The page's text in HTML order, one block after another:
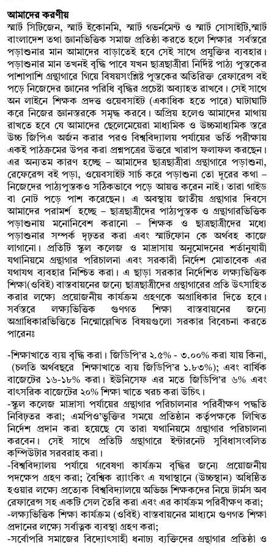
আমাদের করণীয়
স্মার্ট সিটিজেন, স্মার্ট ইকোনমি, স্মার্ট গভর্নমেন্ট ও স্মার্ট সোসাইটি,স্মার্ট
বাংলাদেশ তথা জ্ঞানভিত্তিক সমাজ প্রতিষ্ঠা করতে হলে শিক্ষার সর্বস্তরে
পড়াশুনার মান আমাদের বাড়াতেই হবে সেই সাথে প্রযুক্তির ব্যবহার।
পড়াশুনার মান তখনই বৃদ্ধি পাবে যখন ছাত্রছাত্রীরা নির্দিষ্ট পাঠ্য পুস্তকের
পাশাপাশি গ্রন্থাগারে গিয়ে বিষয়সংশ্লিষ্ট পুস্তকের অতিরিক্ত রেফারেন্স বই
পড়ে নিজেদের জ্ঞানের পরিধি বৃদ্ধির প্রচেষ্টা অব্যাহত রাখবে। সেই সাথে
অন লাইনে শিক্ষক প্রদত্ত ওয়েবসাইট (একাধিক হতে পারে) ঘাটাঘাটি
করে নিজের জ্ঞানস্তরকে সমৃদ্ধ করবে। অপ্রিয় হলেও আমাদের মাথায়
রাখতে হবে যে আমাদের ছেলেমেয়েরা মাধ্যমিক ও উচ্চমাধ্যমিক স্তরে
উচ্চ জিপিএ অর্জন করার পরও বিশ্ববিদ্যালয় পর্যায়ের ভর্তি পরীক্ষায়
একই পাঠক্রমের উপর করা প্রশ্নপত্রের উত্তরে খারাপ ফলাফল করছেন।
এর অন্যতম কারণ হচ্ছে – আমাদের ছাত্রছাত্রীরা গ্রন্থাগারে পড়াশুনা,
রেফেরেন্স বই পড়া, ওয়েবসাইট সার্চ করে পড়াশুনা তো দূরের কথা –
নিজেদের পাঠ্যপুস্তকও সঠিকভাবে পড়ে আয়ত্ত করেন নাই। তারা গাইড
বা নোট পড়ে পাশ করেছেন। এ অবস্থায় জাতীয় গ্রন্থাগার দিবসে
আমাদের পরামর্শ হচ্ছে – ছাত্রছাত্রীদের পাঠ্যপুস্তক ও গ্রন্থাগারভিত্তিক
পড়াশুনায় মনোনিবেশ করানো – শিক্ষক ও ছাত্রছাত্রীদের মধ্যে
পড়াশুনার সম্পর্ক দৃঢ়তর করা এবং স্মার্টফোন কে অর্থবহ কাজে
লাগানো। প্রতিটি স্কুল কলেজ ও মাদ্রাসায় অনুমোদনের শর্তানুযায়ী
যথানিয়মে গ্রন্থাগার পরিচালনা এবং সরকারী নির্দেশ মোতাবেক এর
যথাযথ ব্যবহার নিশ্চিত করা। এ ছাড়া সরকার নির্দেশিত লক্ষ্যভিত্তিক
শিক্ষা(ওবিই) বাস্তবায়নের জন্যে ছাত্রছাত্রীদের গ্রন্থাগারের প্রতি উৎসাহিত
করার লক্ষ্যে প্রয়োজনীয় কার্যক্রম গ্রহণকে অগ্রাধিকার দিতে হবে।
সর্বস্তরে লক্ষ্যভিত্তিক গুণগত শিক্ষা বাস্তবায়নের জন্যে
অগ্রাধিকারভিত্তিতে নিন্মোল্লেখিত বিষয়গুলো সরকার বিবেচনা করতে
পারেনঃ
-শিক্ষাখাতে ব্যয় বৃদ্ধি করা। জিডিপি’র ২.৫% - ৩.০০% করা যায় কিনা,
(চলতি অর্থবছরে শিক্ষাখাতে ব্যয় জিডিপি’র ১.৮৩%); এবং বার্ষিক
বাজেটের ১৬-১৮% করা। ইউনিসেফ এর মতে জিডিপি’র ৬% এবং
বাৎসরিক বাজেটের ২০% শিক্ষা খাতে খরচ করা উচিৎ।
-স্কুল কলেজ মাদ্রাসা পর্যায়ের গ্রন্থাগার পরিচালনার পরিবীক্ষণ পদ্ধতি
নিবিঢ়তর করা; এমপিও’ভুক্তির সময়ে প্রতিষ্ঠান কর্তৃপক্ষকে লিখিত
নির্দেশ প্রদান করা হয়েছে যে তারা যথানিয়মে গ্রন্থাগার পরিচালনা
করবেন। সেই সাথে প্রতিটি গ্রন্থাগারে ইন্টারনেট সুবিধাসংবলিত
কম্পিউটার সরবরাহ করা।
-বিশ্ববিদ্যালয় পর্যায়ে গবেষণা কার্যক্রম বৃদ্ধির জন্যে প্রয়োজনীয়
পদক্ষেপ গ্রহণ করা; বৈশ্বিক র‍্যাংকিং এ যথাস্থানে (উচ্চস্থান) অধিষ্ঠিত
হওয়ার লক্ষ্যে প্রত্যেক বিশ্ববিদ্যালয়ে অভিজ্ঞ শিক্ষকদের নিয়ে টার্মস অব
রেফারেন্স সহ একটি সেল তৈরি করা এবং এর কার্যক্রম পরিবীক্ষণ করা;
-লক্ষ্যভিত্তিক শিক্ষা কার্যক্রম (ওবিই) বাস্তবায়নের মাধ্যমে গুণগত শিক্ষা
প্রদানের লক্ষ্যে সর্বাত্নক ব্যবস্থা গ্রহণ করা;
-সর্বোপরি সমাজের বিদ্যোৎসাহী ধনাঢ্য ব্যক্তিদের গ্রন্থাগার প্রতিষ্ঠা ও